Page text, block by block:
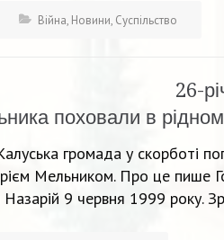
Війна, Новини, Суспільство
26-
поховали в
громада у скорботі
Мельником. Про це пише
9 червня 1999 року.